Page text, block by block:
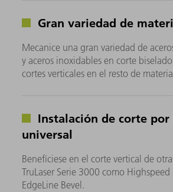
Gran variedad de
Mecanice una gran variedad de
y aceros inoxidables en corte
cortes verticales en el resto de
Instalación de corte por
universal
Benefíciese en el corte vertical de
TruLaser Serie 3000 como
EdgeLine Bevel.